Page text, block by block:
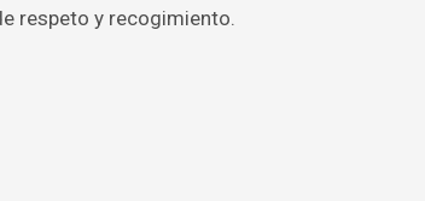
respeto y recogimiento.